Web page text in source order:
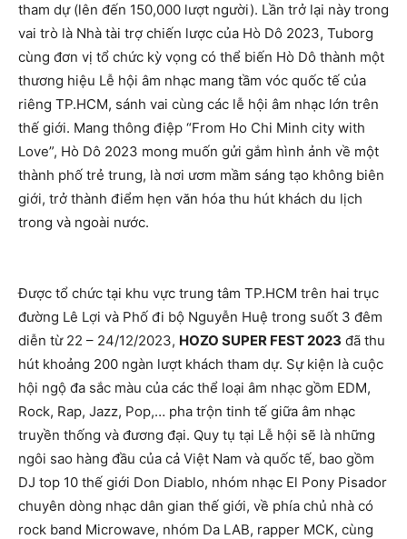
tham dự (lên đến 150,000 lượt người). Lần trở lại này trong
vai trò là Nhà tài trợ chiến lược của Hò Dô 2023, Tuborg
cùng đơn vị tổ chức kỳ vọng có thể biến Hò Dô thành một
thương hiệu Lễ hội âm nhạc mang tầm vóc quốc tế của
riêng TP.HCM, sánh vai cùng các lễ hội âm nhạc lớn trên
thế giới. Mang thông điệp “From Ho Chi Minh city with
Love”, Hò Dô 2023 mong muốn gửi gắm hình ảnh về một
thành phố trẻ trung, là nơi ươm mầm sáng tạo không biên
giới, trở thành điểm hẹn văn hóa thu hút khách du lịch
trong và ngoài nước.
Được tổ chức tại khu vực trung tâm TP.HCM trên hai trục
đường Lê Lợi và Phố đi bộ Nguyễn Huệ trong suốt 3 đêm
diễn từ 22 – 24/12/2023, HOZO SUPER FEST 2023 đã thu
hút khoảng 200 ngàn lượt khách tham dự. Sự kiện là cuộc
hội ngộ đa sắc màu của các thể loại âm nhạc gồm EDM,
Rock, Rap, Jazz, Pop,… pha trộn tinh tế giữa âm nhạc
truyền thống và đương đại. Quy tụ tại Lễ hội sẽ là những
ngôi sao hàng đầu của cả Việt Nam và quốc tế, bao gồm
DJ top 10 thế giới Don Diablo, nhóm nhạc El Pony Pisador
chuyên dòng nhạc dân gian thế giới, về phía chủ nhà có
rock band Microwave, nhóm Da LAB, rapper MCK, cùng